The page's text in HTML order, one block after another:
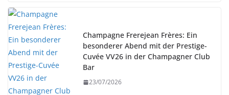
Champagne Frerejean Frères: Ein
besonderer Abend mit der Prestige-
Cuvée VV26 in der Champagner Club
Bar
23/07/2026